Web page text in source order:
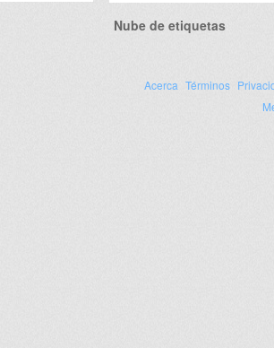
Nube de etiquetas
Acerca Términos